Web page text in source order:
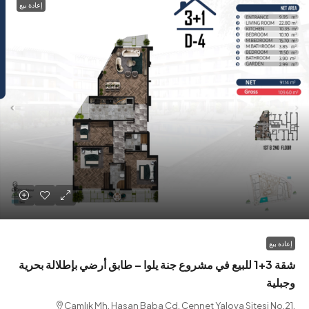
شقة 3+1 للبيع في مشروع جنة يلوا – طابق أرضي بإطلالة بحرية
Çamlık Mh. Hasan Baba Cd. Cennet Yalova Sitesi